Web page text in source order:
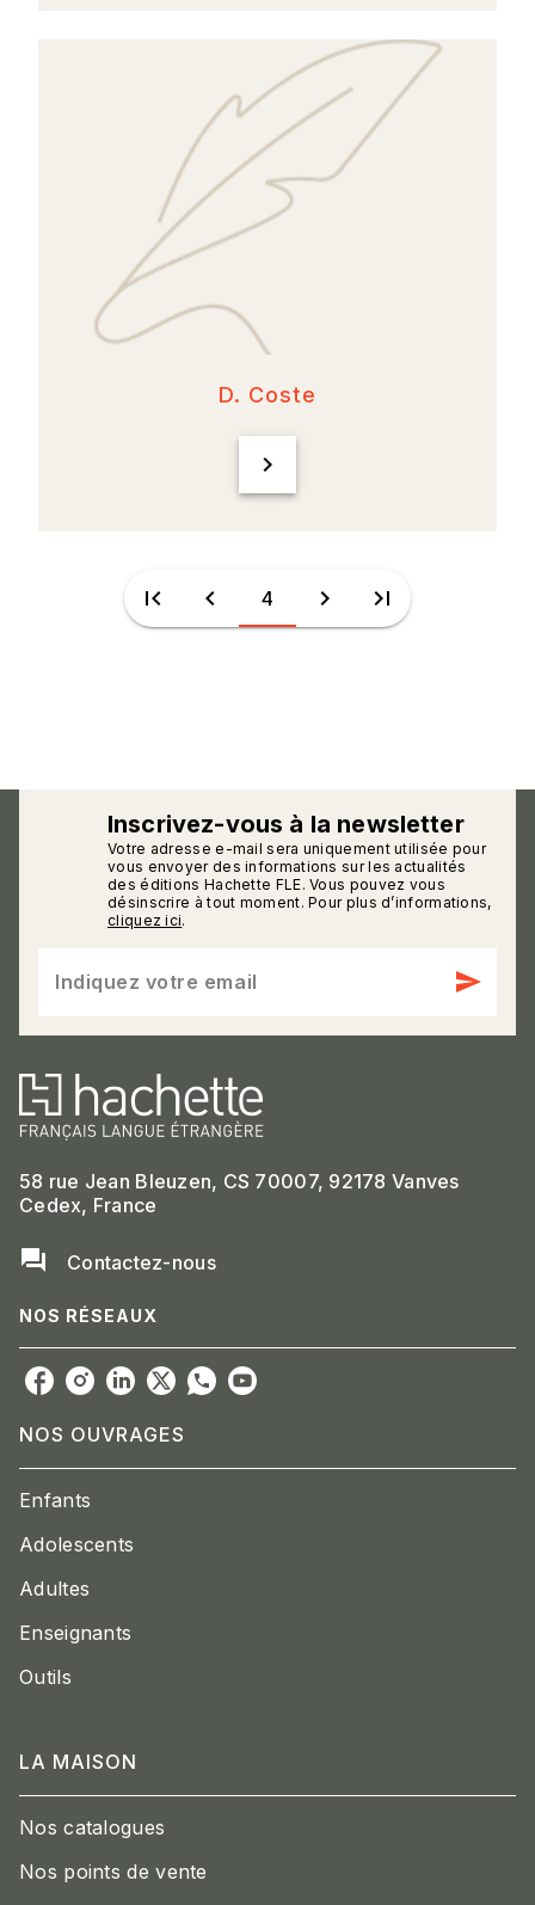
D. Coste
chevron_right
first_page chevron_left 4 chevron_right last_page
Inscrivez-vous à la newsletter
Votre adresse e-mail sera uniquement utilisée pour
vous envoyer des informations sur les actualités
des éditions Hachette FLE. Vous pouvez vous
désinscrire à tout moment. Pour plus d’informations,
cliquez ici.
Indiquez votre email send
58 rue Jean Bleuzen, CS 70007, 92178 Vanves
Cedex, France
question_answer Contactez-nous
NOS RÉSEAUX
NOS OUVRAGES
Enfants
Adolescents
Adultes
Enseignants
Outils
LA MAISON
Nos catalogues
Nos points de vente